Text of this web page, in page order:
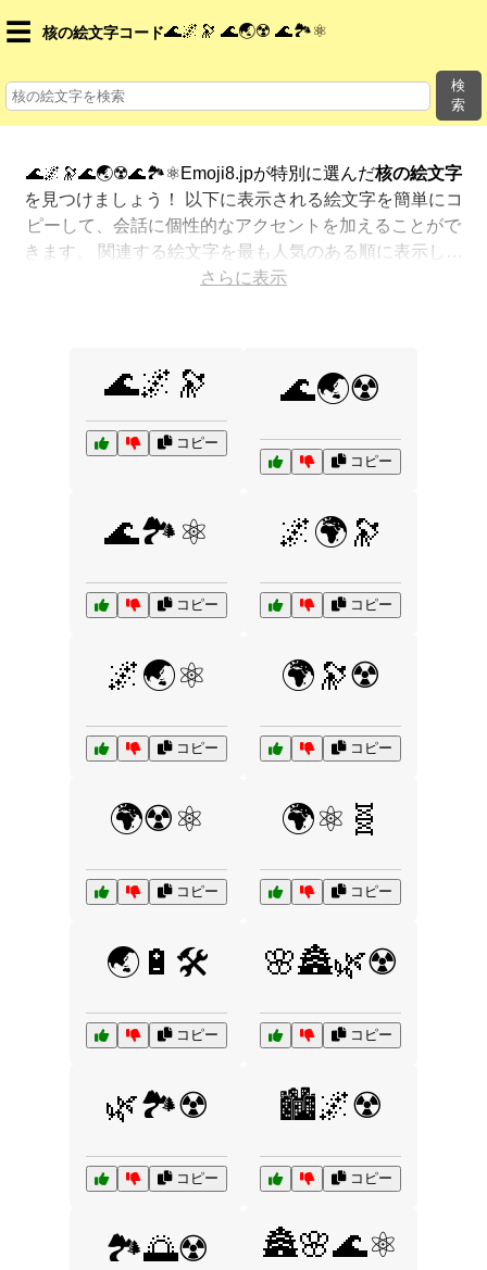
☰ 核の絵文字コード 🌊🌌🔭 🌊🌏☢️ 🌊🏞️⚛️
検
索
🌊🌌🔭🌊🌏☢️🌊🏞️⚛️Emoji8.jpが特別に選んだ核の絵文字
を見つけましょう！ 以下に表示される絵文字を簡単にコ
ピーして、会話に個性的なアクセントを加えることがで
きます。 関連する絵文字を最も人気のある順に表示しま
した。さらに多くのオプションが欲しいですか？ 他のカ
さらに表示
🌊🌌🔭
コピー
🌊🌏☢️
コピー
🌊🏞️⚛️
コピー
🌌🌍🔭
コピー
🌌🌏⚛️
コピー
🌍🔭☢️
コピー
🌍☢️⚛️
コピー
🌍⚛️🧬
コピー
🌏🔋🛠️
コピー
🌸🏯🌿☢️
コピー
🌿🏞️☢️
コピー
🏙️🌌☢️
コピー
🏞️🌅☢️ 🏯🌸🌊⚛️